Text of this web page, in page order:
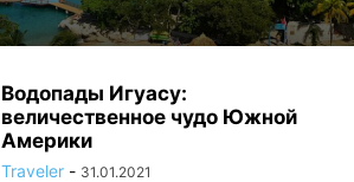
Водопады Игуасу:
величественное чудо Южной
Америки
Traveler - 31.01.2021